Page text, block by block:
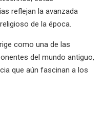
reflejan la avanzada
de la época.
como una de las
del mundo antiguo,
que aún fascinan a los